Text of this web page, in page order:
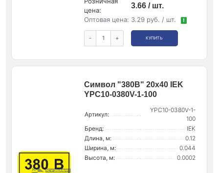
цена:
3.66 / шт.
Оптовая цена: 3.29 руб. / шт. !
- + КУПИТЬ
Символ "380В" 20х40 IEK
YPC10-0380V-1-100
Артикул:
YPC10-0380V-1-
100
Бренд:
IEK
Длина, м:
0.12
Ширина, м:
0.044
Высота, м:
0.0002